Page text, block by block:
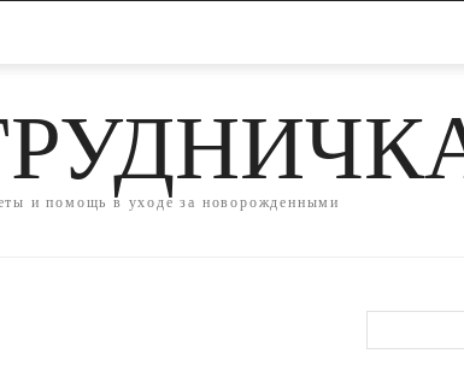
и помощь в уходе за новорожденными